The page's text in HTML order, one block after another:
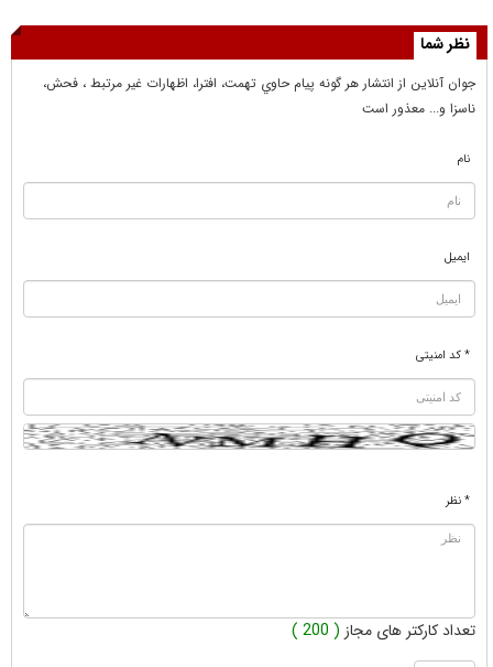
نظر شما
جوان آنلاين از انتشار هر گونه پيام حاوي تهمت، افترا، اظهارات غير مرتبط ، فحش،
ناسزا و... معذور است
نام
ایمیل
* کد امنیتی
* نظر
تعداد کارکتر های مجاز ( 200 )